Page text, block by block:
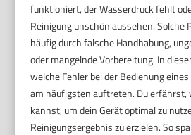
funktioniert, der Wasserdruck fehlt
Reinigung unschön aussehen. Solche
häufig durch falsche Handhabung,
oder mangelnde Vorbereitung. In
welche Fehler bei der Bedienung
am häufigsten auftreten. Du erfährst,
kannst, um dein Gerät optimal zu
Reinigungsergebnis zu erzielen. So